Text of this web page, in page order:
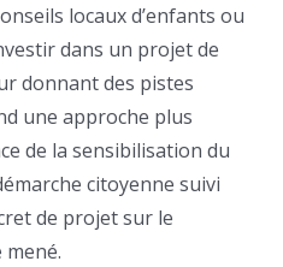
locaux d’enfants ou
dans un projet de
donnant des pistes
une approche plus
de la sensibilisation du
citoyenne suivi
de projet sur le